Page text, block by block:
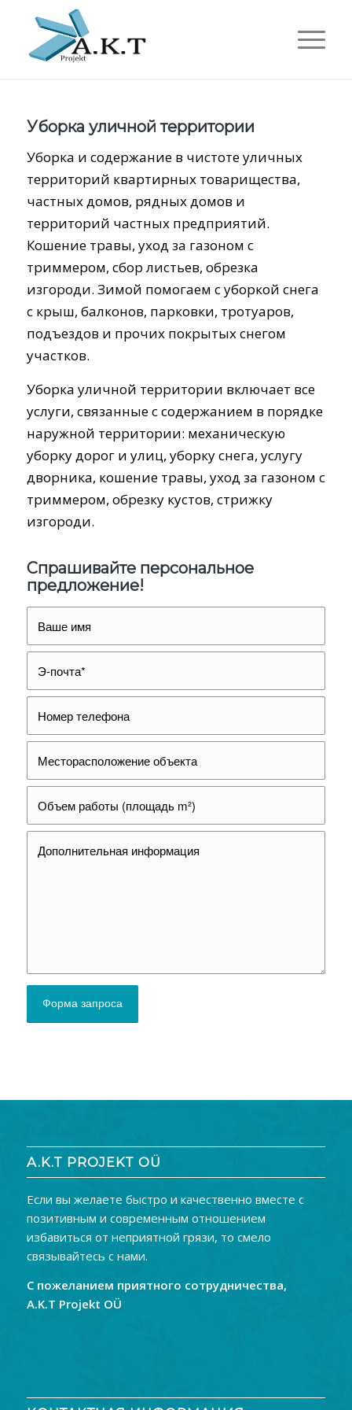
Уборка уличной территории
Уборка и содержание в чистоте уличных
территорий квартирных товарищества,
частных домов, рядных домов и
территорий частных предприятий.
Кошение травы, уход за газоном с
триммером, cбор листьев, обрезка
изгороди. Зимой помогаем с уборкой снега
с крыш, балконов, парковки, тротуаров,
подъездов и прочих покрытых снегом
участков.
Уборка уличной территории включает все
услуги, связанные с содержанием в порядке
наружной территории: механическую
уборку дорог и улиц, уборку снега, услугу
дворника, кошение травы, уход за газоном с
триммером, обрезку кустов, стрижку
изгороди.
Спрашивайте персональное
предложение!
A.K.T PROJEKT OÜ
Если вы желаете быстро и качественно вместе с
позитивным и современным отношением
избавиться от неприятной грязи, то смело
связывайтесь с нами.
С пожеланием приятного сотрудничества,
A.K.T Projekt OÜ